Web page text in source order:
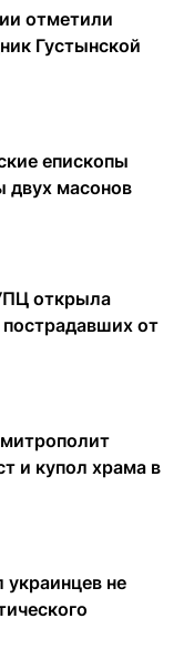
отметили
Густынской
епископы
двух масонов
открыла
от
и купол храма в
украинцев не